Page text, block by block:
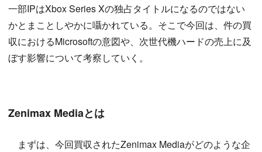
一部IPはXbox Series Xの独占タイトルになるのではない
かとまことしやかに囁かれている。そこで今回は、件の買
収におけるMicrosoftの意図や、次世代機ハードの売上に及
ぼす影響について考察していく。
Zenimax Mediaとは
まずは、今回買収されたZenimax Mediaがどのような企